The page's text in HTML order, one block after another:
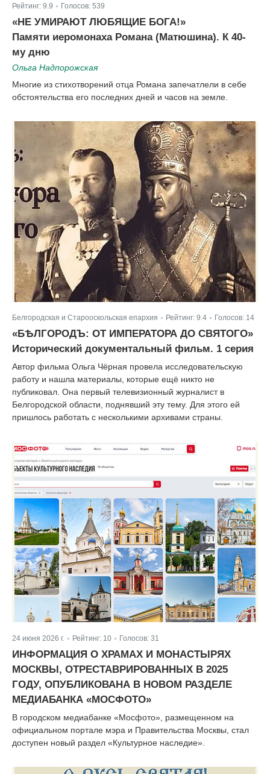
Рейтинг: 9.9 Голосов: 539
«НЕ УМИРАЮТ ЛЮБЯЩИЕ БОГА!»
Памяти иеромонаха Романа (Матюшина). К 40-
му дню
Ольга Надпорожская
Многие из стихотворений отца Романа запечатлели в себе
обстоятельства его последних дней и часов на земле.
Белгородская и Старооскольская епархия Рейтинг: 9.4 Голосов: 14
«БѢЛГОРОДЪ: ОТ ИМПЕРАТОРА ДО СВЯТОГО»
Исторический документальный фильм. 1 серия
Автор фильма Ольга Чёрная провела исследовательскую
работу и нашла материалы, которые ещё никто не
публиковал. Она первый телевизионный журналист в
Белгородской области, поднявший эту тему. Для этого ей
пришлось работать с несколькими архивами страны.
24 июня 2026 г. | Рейтинг: 10 Голосов: 31
ИНФОРМАЦИЯ О ХРАМАХ И МОНАСТЫРЯХ
МОСКВЫ, ОТРЕСТАВРИРОВАННЫХ В 2025
ГОДУ, ОПУБЛИКОВАНА В НОВОМ РАЗДЕЛЕ
МЕДИАБАНКА «МОСФОТО»
В городском медиабанке «Мосфото», размещенном на
официальном портале мэра и Правительства Москвы, стал
доступен новый раздел «Культурное наследие».